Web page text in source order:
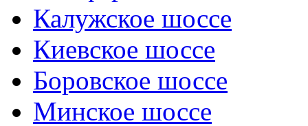
Калужское шоссе
Киевское шоссе
Боровское шоссе
Минское шоссе